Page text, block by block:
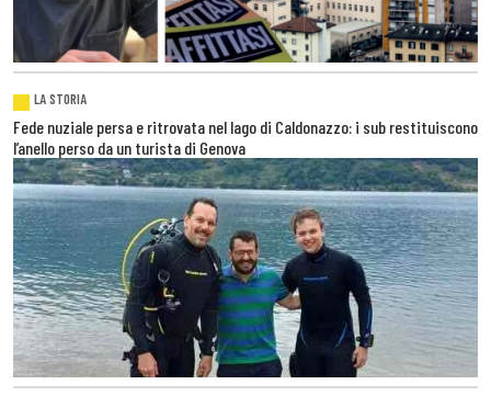
LA STORIA
Fede nuziale persa e ritrovata nel lago di Caldonazzo: i sub restituiscono
l’anello perso da un turista di Genova